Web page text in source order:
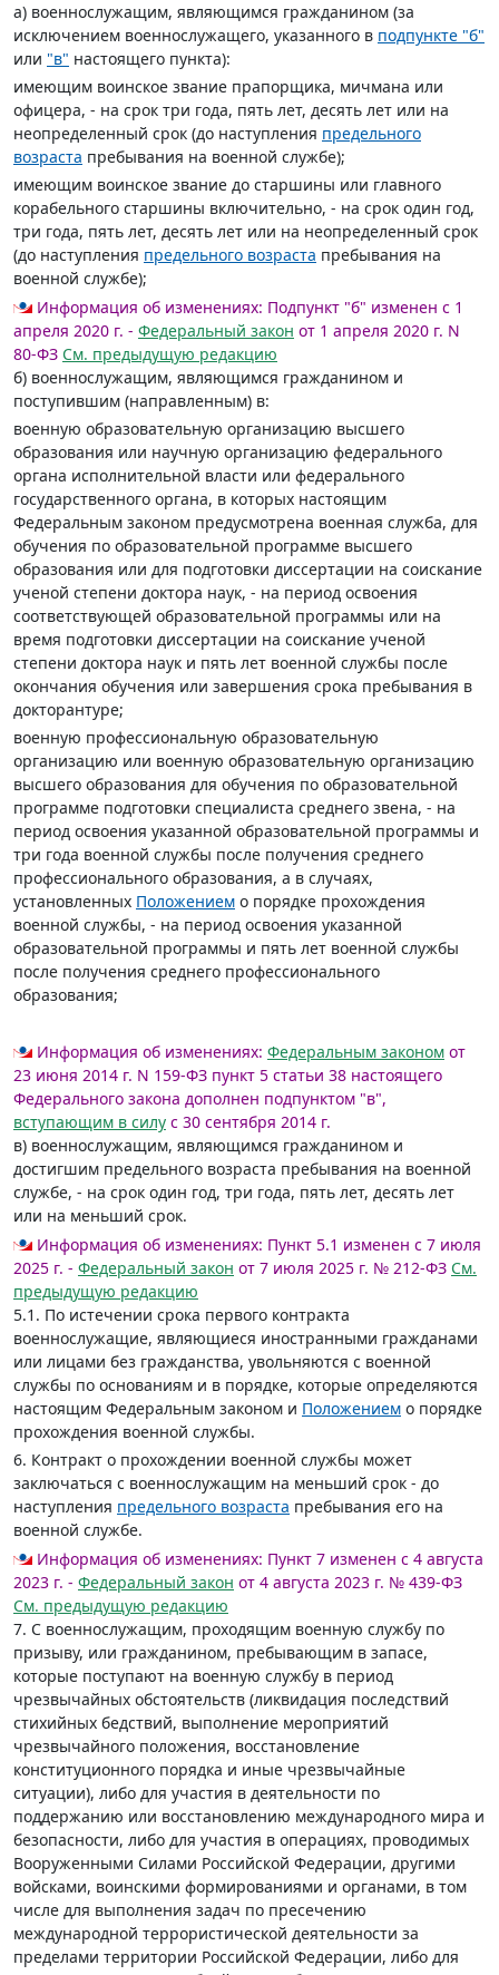
а) военнослужащим, являющимся гражданином (за
исключением военнослужащего, указанного в подпункте "б"
или "в" настоящего пункта):
имеющим воинское звание прапорщика, мичмана или
офицера, - на срок три года, пять лет, десять лет или на
неопределенный срок (до наступления предельного
возраста пребывания на военной службе);
имеющим воинское звание до старшины или главного
корабельного старшины включительно, - на срок один год,
три года, пять лет, десять лет или на неопределенный срок
(до наступления предельного возраста пребывания на
военной службе);
Информация об изменениях: Подпункт "б" изменен с 1
апреля 2020 г. - Федеральный закон от 1 апреля 2020 г. N
80-ФЗ См. предыдущую редакцию
б) военнослужащим, являющимся гражданином и
поступившим (направленным) в:
военную образовательную организацию высшего
образования или научную организацию федерального
органа исполнительной власти или федерального
государственного органа, в которых настоящим
Федеральным законом предусмотрена военная служба, для
обучения по образовательной программе высшего
образования или для подготовки диссертации на соискание
ученой степени доктора наук, - на период освоения
соответствующей образовательной программы или на
время подготовки диссертации на соискание ученой
степени доктора наук и пять лет военной службы после
окончания обучения или завершения срока пребывания в
докторантуре;
военную профессиональную образовательную
организацию или военную образовательную организацию
высшего образования для обучения по образовательной
программе подготовки специалиста среднего звена, - на
период освоения указанной образовательной программы и
три года военной службы после получения среднего
профессионального образования, а в случаях,
установленных Положением о порядке прохождения
военной службы, - на период освоения указанной
образовательной программы и пять лет военной службы
после получения среднего профессионального
образования;
Информация об изменениях: Федеральным законом от
23 июня 2014 г. N 159-ФЗ пункт 5 статьи 38 настоящего
Федерального закона дополнен подпунктом "в",
вступающим в силу с 30 сентября 2014 г.
в) военнослужащим, являющимся гражданином и
достигшим предельного возраста пребывания на военной
службе, - на срок один год, три года, пять лет, десять лет
или на меньший срок.
Информация об изменениях: Пункт 5.1 изменен с 7 июля
2025 г. - Федеральный закон от 7 июля 2025 г. № 212-ФЗ См.
предыдущую редакцию
5.1. По истечении срока первого контракта
военнослужащие, являющиеся иностранными гражданами
или лицами без гражданства, увольняются с военной
службы по основаниям и в порядке, которые определяются
настоящим Федеральным законом и Положением о порядке
прохождения военной службы.
6. Контракт о прохождении военной службы может
заключаться с военнослужащим на меньший срок - до
наступления предельного возраста пребывания его на
военной службе.
Информация об изменениях: Пункт 7 изменен с 4 августа
2023 г. - Федеральный закон от 4 августа 2023 г. № 439-ФЗ
См. предыдущую редакцию
7. С военнослужащим, проходящим военную службу по
призыву, или гражданином, пребывающим в запасе,
которые поступают на военную службу в период
чрезвычайных обстоятельств (ликвидация последствий
стихийных бедствий, выполнение мероприятий
чрезвычайного положения, восстановление
конституционного порядка и иные чрезвычайные
ситуации), либо для участия в деятельности по
поддержанию или восстановлению международного мира и
безопасности, либо для участия в операциях, проводимых
Вооруженными Силами Российской Федерации, другими
войсками, воинскими формированиями и органами, в том
числе для выполнения задач по пресечению
международной террористической деятельности за
пределами территории Российской Федерации, либо для